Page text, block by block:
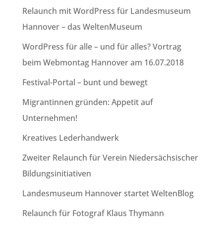
Relaunch mit WordPress für Landesmuseum
Hannover – das WeltenMuseum
WordPress für alle – und für alles? Vortrag
beim Webmontag Hannover am 16.07.2018
Festival-Portal – bunt und bewegt
Migrantinnen gründen: Appetit auf
Unternehmen!
Kreatives Lederhandwerk
Zweiter Relaunch für Verein Niedersächsischer
Bildungsinitiativen
Landesmuseum Hannover startet WeltenBlog
Relaunch für Fotograf Klaus Thymann